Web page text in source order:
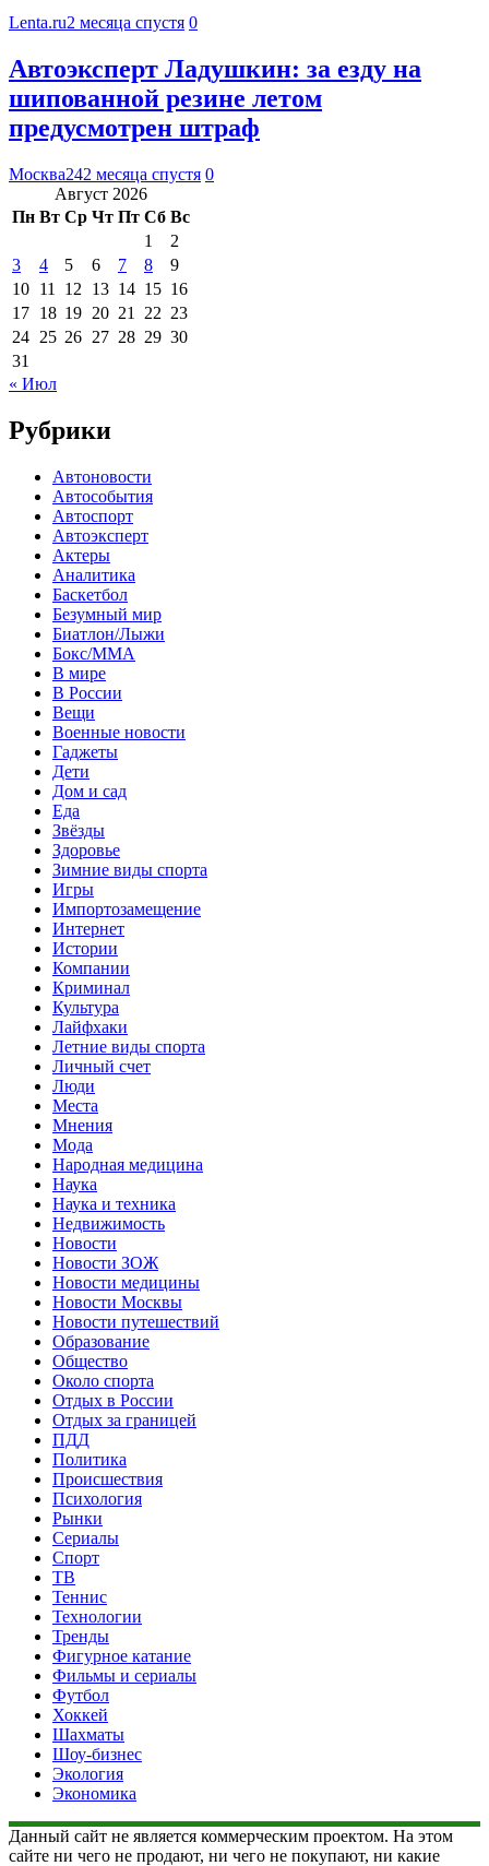
Lenta.ru2 месяца спустя 0
Автоэксперт Ладушкин: за езду на
шипованной резине летом
предусмотрен штраф
Москва242 месяца спустя 0
Август 2026
Пн Вт Ср Чт Пт Сб Вс
1
2
3
4 5 6 7 8
9
10 11 12 13 14 15 16
17 18 19 20 21 22 23
24 25 26 27 28 29 30
31
« Июл
Рубрики
Автоновости
Автособытия
Автоспорт
Автоэксперт
Актеры
Аналитика
Баскетбол
Безумный мир
Биатлон/Лыжи
Бокс/MMA
В мире
В России
Вещи
Военные новости
Гаджеты
Дети
Дом и сад
Еда
Звёзды
Здоровье
Зимние виды спорта
Игры
Импортозамещение
Интернет
Истории
Компании
Криминал
Культура
Лайфхаки
Летние виды спорта
Личный счет
Люди
Места
Мнения
Мода
Народная медицина
Наука
Наука и техника
Недвижимость
Новости
Новости ЗОЖ
Новости медицины
Новости Москвы
Новости путешествий
Образование
Общество
Около спорта
Отдых в России
Отдых за границей
ПДД
Политика
Происшествия
Психология
Рынки
Сериалы
Спорт
ТВ
Теннис
Технологии
Тренды
Фигурное катание
Фильмы и сериалы
Футбол
Хоккей
Шахматы
Шоу-бизнес
Экология
Экономика
Данный сайт не является коммерческим проектом. На этом
сайте ни чего не продают, ни чего не покупают, ни какие